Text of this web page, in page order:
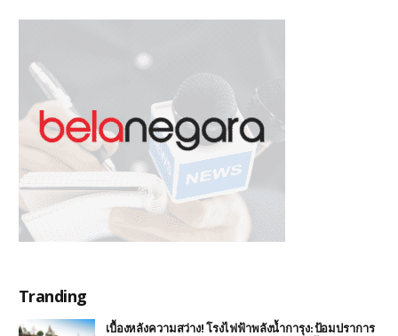
Tranding
เบื้องหลังความสว่าง! โรงไฟฟ้าพลังน้ำการุง: ป้อมปราการ